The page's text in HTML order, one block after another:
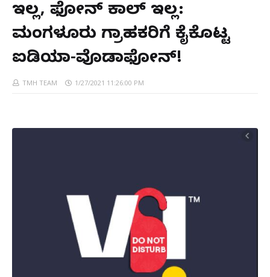
ಇಲ್ಲ, ಫೋನ್ ಕಾಲ್‌ ಇಲ್ಲ:
ಮಂಗಳೂರು ಗ್ರಾಹಕರಿಗೆ ಕೈಕೊಟ್ಟ
ಐಡಿಯಾ-ವೊಡಾಫೋನ್!
TMH TEAM 1/27/2021 11:26:00 PM